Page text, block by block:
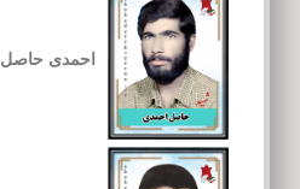
احمدی حاصل